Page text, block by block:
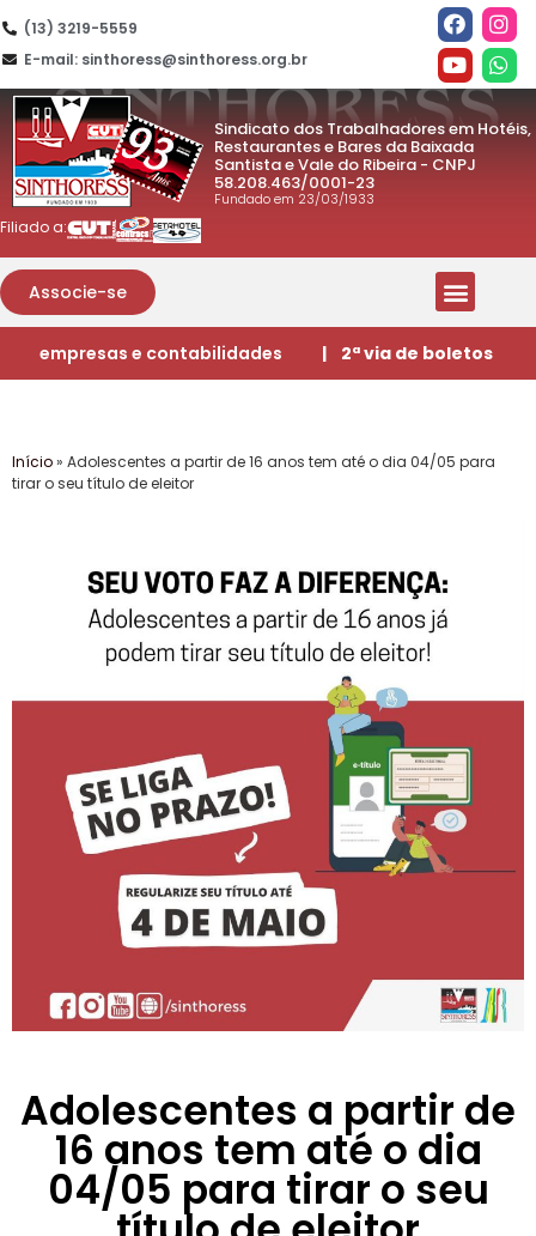
(13) 3219-5559
E-mail: sinthoress@sinthoress.org.br
Sindicato dos Trabalhadores em Hotéis,
Restaurantes e Bares da Baixada
Santista e Vale do Ribeira - CNPJ
58.208.463/0001-23
Fundado em 23/03/1933
Filiado a:
Associe-se
empresas e contabilidades | 2ª via de boletos
Início» Adolescentes a partir de 16 anos tem até o dia 04/05 para
tirar o seu título de eleitor
Adolescentes a partir de
16 anos tem até o dia
04/05 para tirar o seu